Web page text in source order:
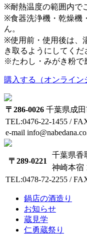
※耐熱温度の範囲内で
※食器洗浄機・乾燥機
ん。
※使用前・使用後は、
き取るようにしてくだ
※たわし・みがき粉で
購入する（オンライン
〒286-0026 千葉県成
TEL:0476-22-1455 /
e-mail
〒289-0221
千葉県香
神崎本宿
TEL:0478-72-2255 /
鍋店の酒造り
お知らせ
蔵見学
仁勇蔵祭り